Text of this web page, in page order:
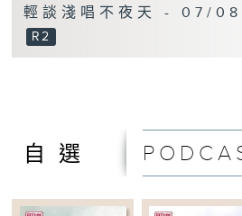
輕談淺唱不夜天 - 07/
R2
自選